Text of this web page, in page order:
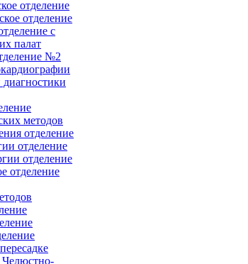
отделение
отделение
с
палат
№2
методов
отделение
отделение
отделение
отделение
Челюстно-